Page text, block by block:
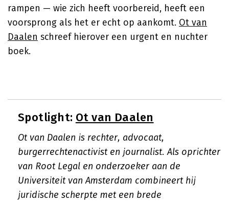
rampen — wie zich heeft voorbereid, heeft een
voorsprong als het er echt op aankomt. Ot van
Daalen schreef hierover een urgent en nuchter
boek.
Spotlight: Ot van Daalen
Ot van Daalen is rechter, advocaat,
burgerrechtenactivist en journalist. Als oprichter
van Root Legal en onderzoeker aan de
Universiteit van Amsterdam combineert hij
juridische scherpte met een brede